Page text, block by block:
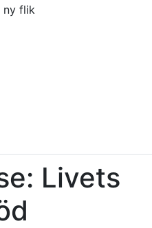
ny flik
Livets